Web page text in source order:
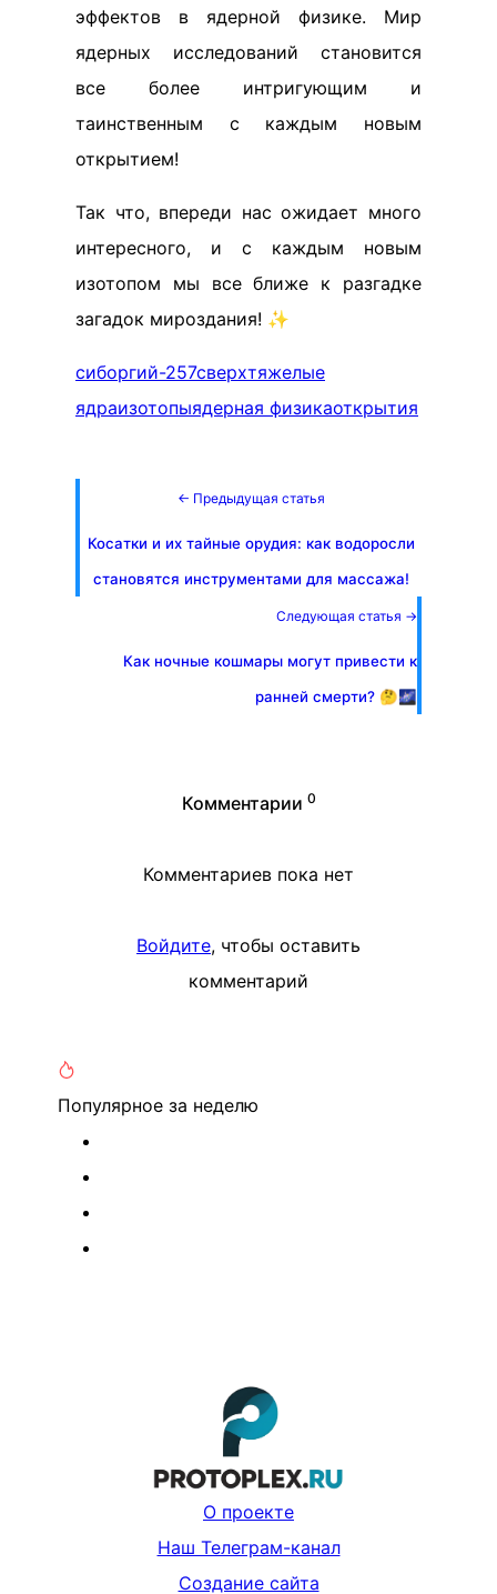
эффектов в ядерной физике. Мир
ядерных исследований становится
все более интригующим и
таинственным с каждым новым
открытием!
Так что, впереди нас ожидает много
интересного, и с каждым новым
изотопом мы все ближе к разгадке
загадок мироздания! ✨
сиборгий-257сверхтяжелые
ядраизотопыядерная физикаоткрытия
← Предыдущая статья
Косатки и их тайные орудия: как водоросли
становятся инструментами для массажа!
Следующая статья →
Как ночные кошмары могут привести к
ранней смерти? 🤔🌌
Комментарии 0
Комментариев пока нет
Войдите, чтобы оставить
комментарий
Популярное за неделю
О проекте
Наш Телеграм-канал
Создание сайта